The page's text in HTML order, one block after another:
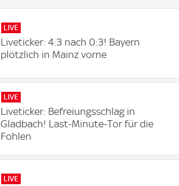
LIVE
Liveticker: 4:3 nach 0:3! Bayern
plötzlich in Mainz vorne
LIVE
Liveticker: Befreiungsschlag in
Gladbach! Last-Minute-Tor für die
Fohlen
LIVE